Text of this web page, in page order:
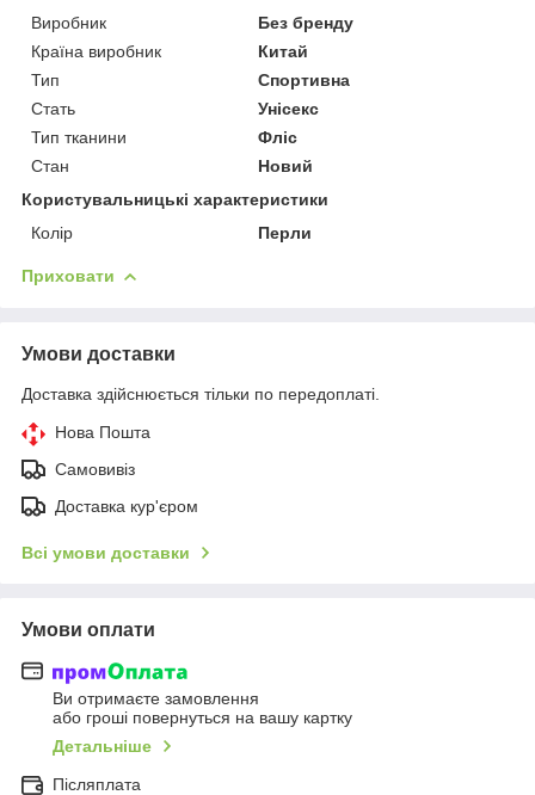
Виробник
Без бренду
Країна виробник
Китай
Тип
Спортивна
Стать
Унісекс
Тип тканини
Фліс
Стан
Новий
Користувальницькі характеристики
Колір
Перли
Приховати
Умови доставки
Доставка здійснюється тільки по передоплаті.
Нова Пошта
Самовивіз
Доставка кур'єром
Всі умови доставки
Умови оплати
Ви отримаєте замовлення
або гроші повернуться на вашу картку
Детальніше
Післяплата